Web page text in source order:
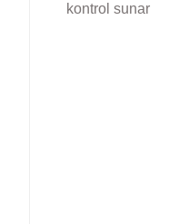
kontrol sunar